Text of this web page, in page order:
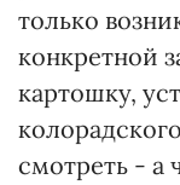
только
конкретной
картошку,
смотреть - а